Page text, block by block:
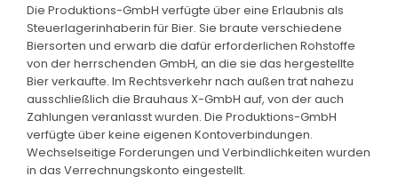
Die Produktions-GmbH verfügte über eine Erlaubnis als
Steuerlagerinhaberin für Bier. Sie braute verschiedene
Biersorten und erwarb die dafür erforderlichen Rohstoffe
von der herrschenden GmbH, an die sie das hergestellte
Bier verkaufte. Im Rechtsverkehr nach außen trat nahezu
ausschließlich die Brauhaus X-GmbH auf, von der auch
Zahlungen veranlasst wurden. Die Produktions-GmbH
verfügte über keine eigenen Kontoverbindungen.
Wechselseitige Forderungen und Verbindlichkeiten wurden
in das Verrechnungskonto eingestellt.